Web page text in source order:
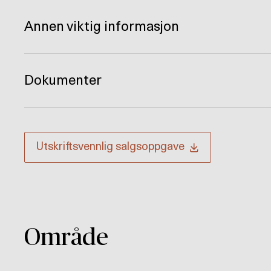
Annen viktig informasjon
Dokumenter
Utskriftsvennlig salgsoppgave
Område